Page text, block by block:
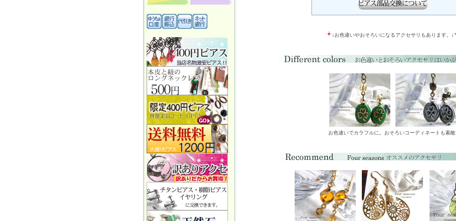
↓お色違いやおそろいになるアクセサリもあります。↓
お色違いでカラフルに。おそろいコーディネートも素敵